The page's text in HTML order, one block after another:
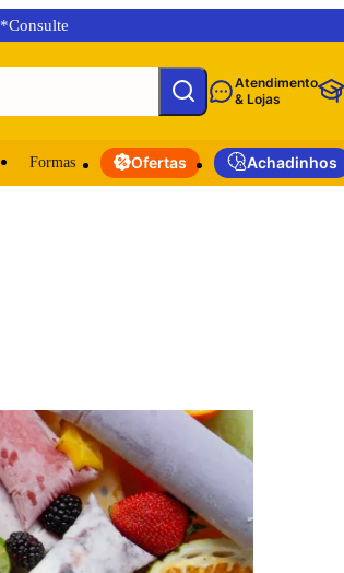
*Consulte
Atendimento
& Lojas
Formas Ofertas Achadinhos